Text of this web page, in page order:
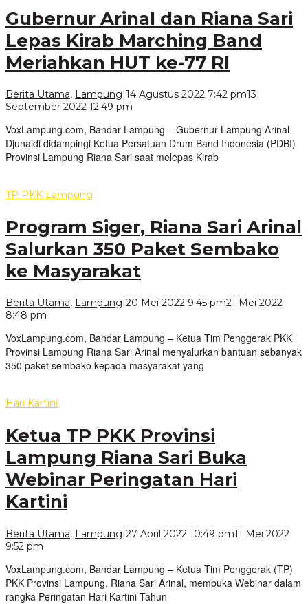
Gubernur Arinal dan Riana Sari
Lepas Kirab Marching Band
Meriahkan HUT ke-77 RI
Berita Utama, Lampung|14 Agustus 2022 7:42 pm13
September 2022 12:49 pm
VoxLampung.com, Bandar Lampung – Gubernur Lampung Arinal
Djunaidi didampingi Ketua Persatuan Drum Band Indonesia (PDBI)
Provinsi Lampung Riana Sari saat melepas Kirab
TP PKK Lampung
Program Siger, Riana Sari Arinal
Salurkan 350 Paket Sembako
ke Masyarakat
Berita Utama, Lampung 20 Mei 2022 9:45 pm21 Mei 2022
8:48 pm
VoxLampung.com, Bandar Lampung – Ketua Tim Penggerak PKK
Provinsi Lampung Riana Sari Arinal menyalurkan bantuan sebanyak
350 paket sembako kepada masyarakat yang
Hari Kartini
Ketua TP PKK Provinsi
Lampung Riana Sari Buka
Webinar Peringatan Hari
Kartini
Berita Utama, Lampung|27 April 2022 10:49 pm11 Mei 2022
9:52 pm
VoxLampung.com, Bandar Lampung – Ketua Tim Penggerak (TP)
PKK Provinsi Lampung, Riana Sari Arinal, membuka Webinar dalam
rangka Peringatan Hari Kartini Tahun